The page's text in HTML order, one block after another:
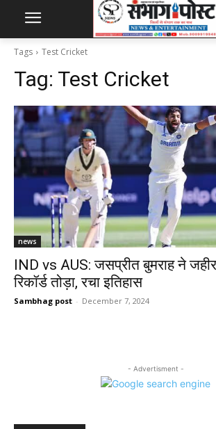
Tags Test Cricket
Tag: Test Cricket
news
IND vs AUS: जसप्रीत बुमराह ने
रिकॉर्ड तोड़ा, रचा इतिहास
Sambhag post - December 7, 2024
- Advertisment -